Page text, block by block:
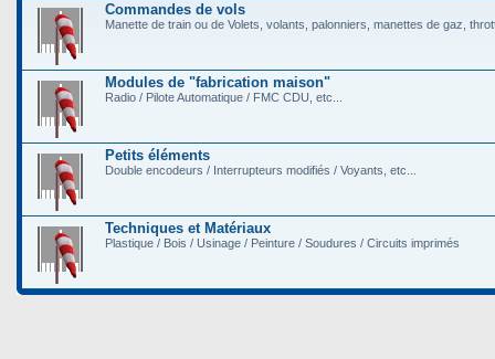
Commandes de vols
Manette de train ou de Volets, volants, palonniers, manettes de gaz,
Modules de "fabrication maison"
Radio / Pilote Automatique / FMC CDU, etc...
Petits éléments
Double encodeurs / Interrupteurs modifiés / Voyants, etc...
Techniques et Matériaux
Plastique / Bois / Usinage / Peinture / Soudures / Circuits imprimés